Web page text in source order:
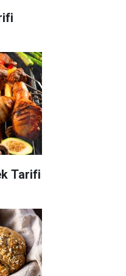
Tarifi